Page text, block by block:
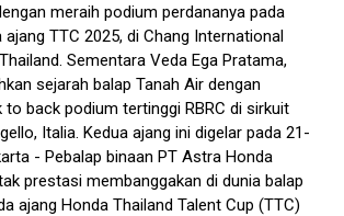
meraih podium perdananya pada
TTC 2025, di Chang International
Sementara Veda Ega Pratama,
sejarah balap Tanah Air dengan
to back podium tertinggi RBRC di sirkuit
Italia. Kedua ajang ini digelar pada 21-
- Pebalap binaan PT Astra Honda
prestasi membanggakan di dunia balap
ajang Honda Thailand Talent Cup (TTC)